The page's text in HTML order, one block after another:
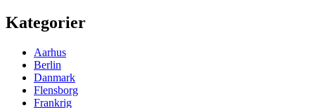
Kategorier
Aarhus
Berlin
Danmark
Flensborg
Frankrig